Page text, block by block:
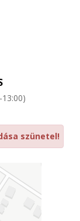
13:00)
szünetel!